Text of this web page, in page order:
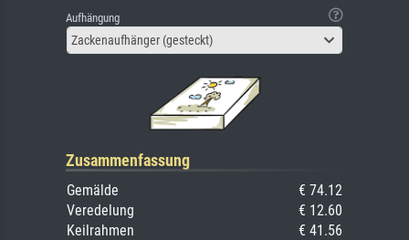
Aufhängung
Zackenaufhänger (gesteckt)
Zusammenfassung
Gemälde
€ 74.12
Veredelung
€ 12.60
Keilrahmen
€ 41.56